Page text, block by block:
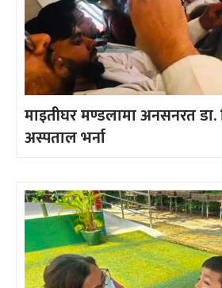
माइतीघर मण्डलामा अनसनरत डा.
अस्पताल भर्ना